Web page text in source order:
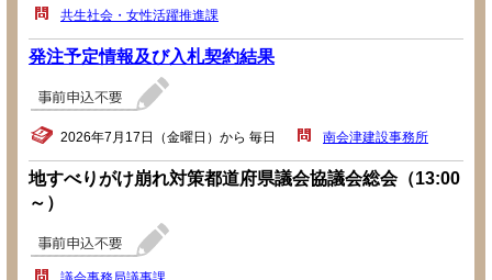
共生社会・女性活躍推進課
発注予定情報及び入札契約結果
2026年7月17日（金曜日）から 毎日 南会津建設事務所
地すべりがけ崩れ対策都道府県議会協議会総会（13:00
～）